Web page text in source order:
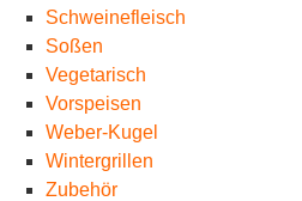
Schweinefleisch
Soßen
Vegetarisch
Vorspeisen
Weber-Kugel
Wintergrillen
Zubehör